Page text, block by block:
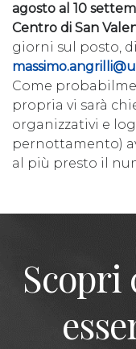
agosto al 10
Centro di San
giorni sul posto,
Come
propria vi sarà
organizzativi e
pernottamento)
al più presto il
Scopri